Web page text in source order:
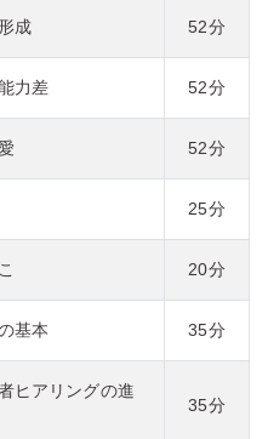
成 52分
力差 52分
52分
25分
20分
基本 35分
ヒアリングの進
35分